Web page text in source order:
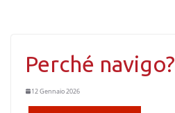
Perché navigo?
12 Gennaio 2026